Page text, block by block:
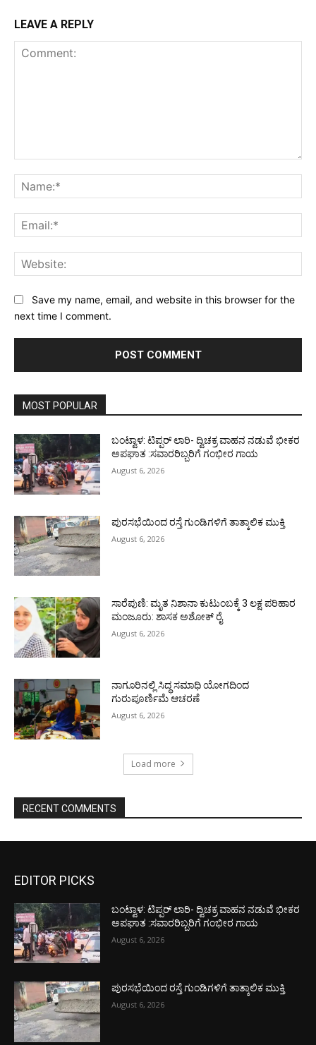
LEAVE A REPLY
Save my name, email, and website in this browser for the
next time I comment.
MOST POPULAR
ಬಂಟ್ವಾಳ: ಟಿಪ್ಪರ್ ಲಾರಿ- ದ್ವಿಚಕ್ರ ವಾಹನ ನಡುವೆ ಭೀಕರ
ಅಪಘಾತ :ಸವಾರರಿಬ್ಬರಿಗೆ ಗಂಭೀರ ಗಾಯ
August 6, 2026
ಪುರಸಭೆಯಿಂದ ರಸ್ತೆ ಗುಂಡಿಗಳಿಗೆ ತಾತ್ಕಾಲಿಕ ಮುಕ್ತಿ
August 6, 2026
ಸಾರೆಪುಣಿ: ಮೃತ ನಿಶಾನಾ ಕುಟುಂಬಕ್ಕೆ 3 ಲಕ್ಷ ಪರಿಹಾರ
ಮಂಜೂರು: ಶಾಸಕ ಅಶೋಕ್ ರೈ
August 6, 2026
ನಾಗೂರಿನಲ್ಲಿ ಸಿದ್ಧ ಸಮಾಧಿ ಯೋಗದಿಂದ
ಗುರುಪೂರ್ಣಿಮೆ ಆಚರಣೆ
August 6, 2026
Load more
RECENT COMMENTS
EDITOR PICKS
ಬಂಟ್ವಾಳ: ಟಿಪ್ಪರ್ ಲಾರಿ- ದ್ವಿಚಕ್ರ ವಾಹನ ನಡುವೆ ಭೀಕರ
ಅಪಘಾತ :ಸವಾರರಿಬ್ಬರಿಗೆ ಗಂಭೀರ ಗಾಯ
August 6, 2026
ಪುರಸಭೆಯಿಂದ ರಸ್ತೆ ಗುಂಡಿಗಳಿಗೆ ತಾತ್ಕಾಲಿಕ ಮುಕ್ತಿ
August 6, 2026